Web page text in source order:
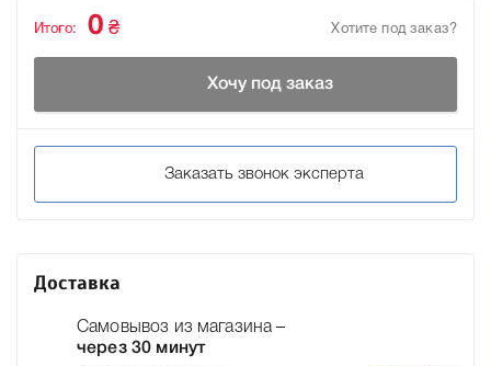
Хотите под заказ?
Итого: 0 ₴
Хочу под заказ
Заказать звонок эксперта
Доставка
Самовывоз из магазина –
через 30 минут